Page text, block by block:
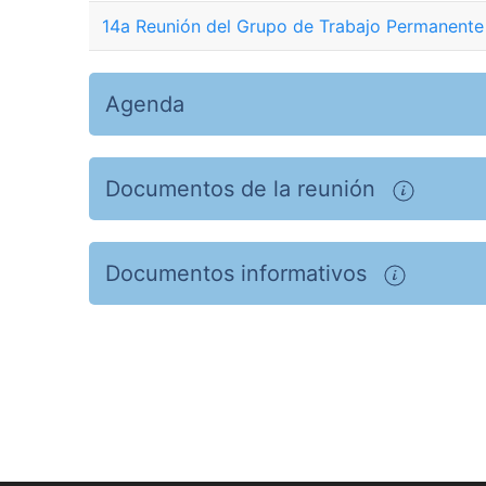
14a Reunión del Grupo de Trabajo
Agenda
Documentos de la reunión
Documentos informativos